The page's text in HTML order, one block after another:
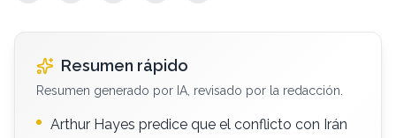
Resumen rápido
Resumen generado por IA, revisado por la redacción.
Arthur Hayes predice que el conflicto con Irán